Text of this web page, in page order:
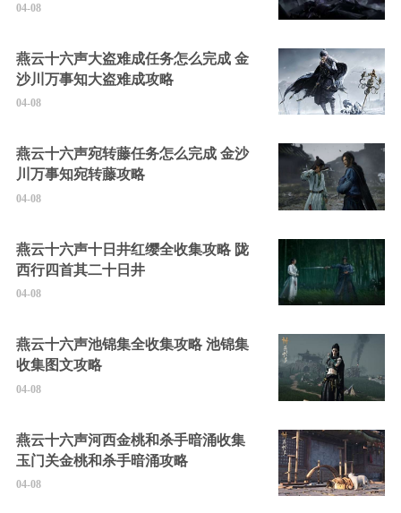
04-08
燕云十六声大盗难成任务怎么完成 金
沙川万事知大盗难成攻略
04-08
燕云十六声宛转藤任务怎么完成 金沙
川万事知宛转藤攻略
04-08
燕云十六声十日井红缨全收集攻略 陇
西行四首其二十日井
04-08
燕云十六声池锦集全收集攻略 池锦集
收集图文攻略
04-08
燕云十六声河西金桃和杀手暗涌收集
玉门关金桃和杀手暗涌攻略
04-08